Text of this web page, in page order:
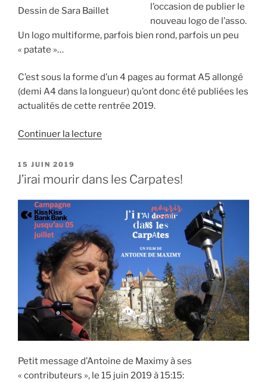
Dessin de Sara Baillet
l’occasion de publier le
nouveau logo de l’asso.
Un logo multiforme, parfois bien rond, parfois un peu
« patate »…
C’est sous la forme d’un 4 pages au format A5 allongé
(demi A4 dans la longueur) qu’ont donc été publiées les
actualités de cette rentrée 2019.
Continuer la lecture
LA
« PATATES
CHAUDES » »
PUBLIÉ
LE
15 JUIN 2019
J’irai mourir dans les Carpates!
Petit message d’Antoine de Maximy à ses
« contributeurs », le 15 juin 2019 à 15:15: